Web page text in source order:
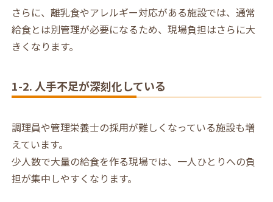
さらに、離乳食やアレルギー対応がある施設では、通常
給食とは別管理が必要になるため、現場負担はさらに大
きくなります。
1-2. 人手不足が深刻化している
調理員や管理栄養士の採用が難しくなっている施設も増
えています。
少人数で大量の給食を作る現場では、一人ひとりへの負
担が集中しやすくなります。